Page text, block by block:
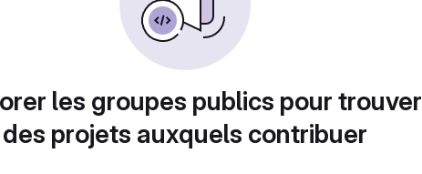
les groupes publics pour trouver
des projets auxquels contribuer